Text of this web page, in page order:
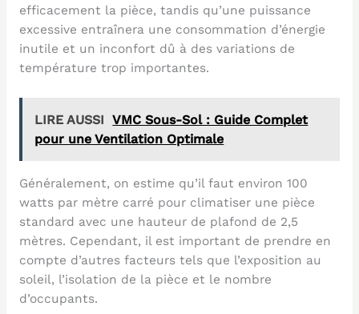
efficacement la pièce, tandis qu’une puissance
excessive entraînera une consommation d’énergie
inutile et un inconfort dû à des variations de
température trop importantes.
LIRE AUSSI VMC Sous-Sol : Guide Complet
pour une Ventilation Optimale
Généralement, on estime qu’il faut environ 100
watts par mètre carré pour climatiser une pièce
standard avec une hauteur de plafond de 2,5
mètres. Cependant, il est important de prendre en
compte d’autres facteurs tels que l’exposition au
soleil, l’isolation de la pièce et le nombre
d’occupants.